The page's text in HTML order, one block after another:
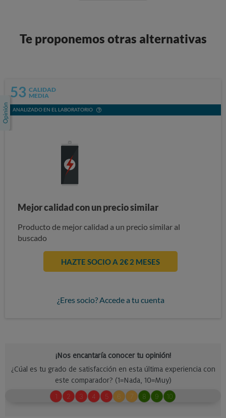
Te proponemos otras alternativas
53 CALIDAD
MEDIA
ANALIZADO EN EL LABORATORIO
Mejor calidad con un precio similar
Producto de mejor calidad a un precio similar al
buscado
HAZTE SOCIO A 2€ 2 MESES
¿Eres socio? Accede a tu cuenta